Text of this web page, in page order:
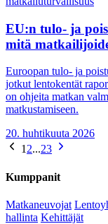
EU:n tulo- ja
mitä
Euroopan tulo- ja
jotkut lentokentät
on ohjeita matkan
matkustamiseen.
20. huhtikuuta 2026
1 2...23
Kumppanit
Matkaneuvojat
hallinta Kehittäjät